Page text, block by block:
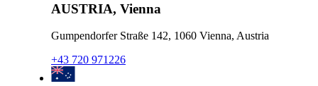
AUSTRIA, Vienna
Gumpendorfer Straße 142, 1060 Vienna, Austria
+43 720 971226